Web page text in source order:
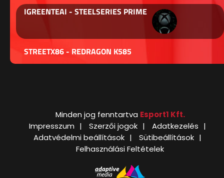
IGREENTEAI - STEELSERIES PRIME
STREETX86 - REDRAGON K585
Minden jog fenntartva Esport1 Kft.
Impresszum
Szerzői jogok
Adatkezelés
Adatvédelmi beállítások
Sütibeállítások
Felhasználási Feltételek